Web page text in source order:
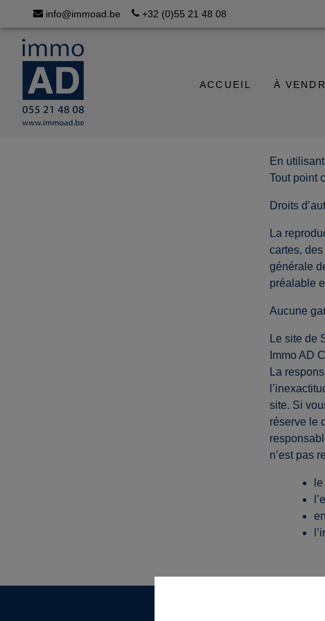
info@immoad.be +32 (0)55 21 48 08
ACCUEIL À
En
Tout point
Droits
La
cartes,
générale
préalable
Aucune
Le site de
Immo AD
La
site. Si
réserve le
n’est pas